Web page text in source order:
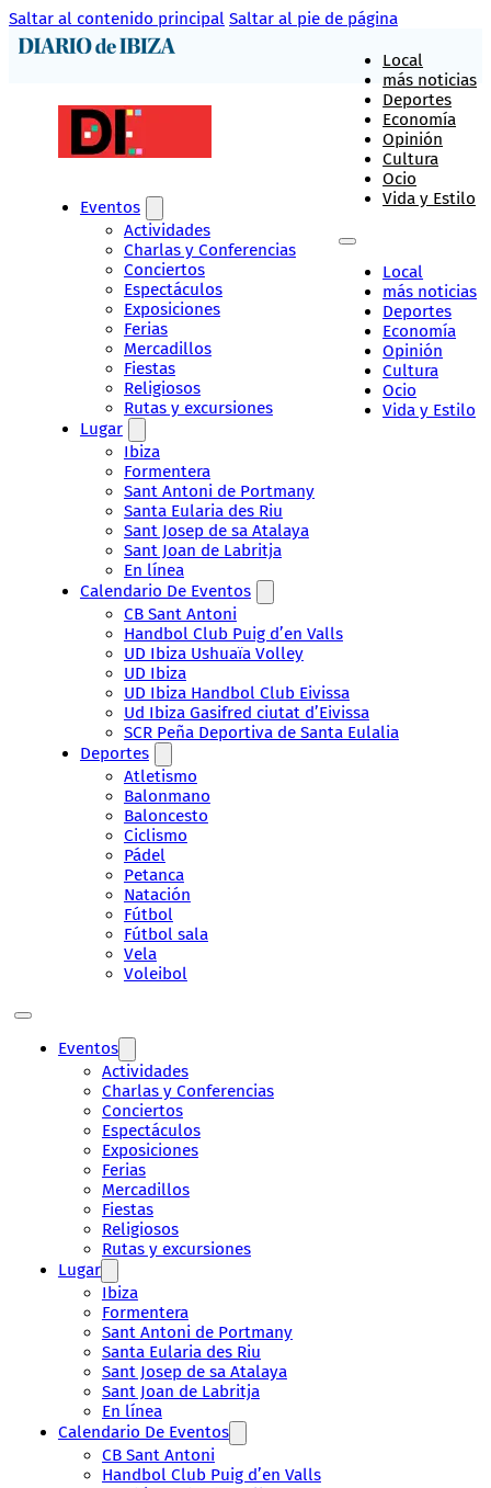
Saltar al contenido principal Saltar al pie de página
Local
más noticias
Deportes
Economía
Opinión
Cultura
Ocio
Vida y Estilo
Local
más noticias
Deportes
Economía
Opinión
Cultura
Ocio
Vida y Estilo
Eventos
Actividades
Charlas y Conferencias
Conciertos
Espectáculos
Exposiciones
Ferias
Mercadillos
Fiestas
Religiosos
Rutas y excursiones
Lugar
Ibiza
Formentera
Sant Antoni de Portmany
Santa Eularia des Riu
Sant Josep de sa Atalaya
Sant Joan de Labritja
En línea
Calendario De Eventos
CB Sant Antoni
Handbol Club Puig d’en Valls
UD Ibiza Ushuaïa Volley
UD Ibiza
UD Ibiza Handbol Club Eivissa
Ud Ibiza Gasifred ciutat d’Eivissa
SCR Peña Deportiva de Santa Eulalia
Deportes
Atletismo
Balonmano
Baloncesto
Ciclismo
Pádel
Petanca
Natación
Fútbol
Fútbol sala
Vela
Voleibol
Eventos
Actividades
Charlas y Conferencias
Conciertos
Espectáculos
Exposiciones
Ferias
Mercadillos
Fiestas
Religiosos
Rutas y excursiones
Lugar
Ibiza
Formentera
Sant Antoni de Portmany
Santa Eularia des Riu
Sant Josep de sa Atalaya
Sant Joan de Labritja
En línea
Calendario De Eventos
CB Sant Antoni
Handbol Club Puig d’en Valls